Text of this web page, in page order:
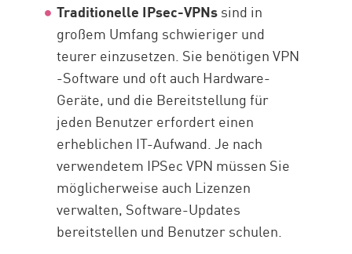
Traditionelle IPsec-VPNssind in
großem Umfang schwieriger und
teurer einzusetzen. Sie benötigen VPN
-Software und oft auch Hardware-
Geräte, und die Bereitstellung für
jeden Benutzer erfordert einen
erheblichen IT-Aufwand. Je nach
verwendetem IPSec VPN müssen Sie
möglicherweise auch Lizenzen
verwalten, Software-Updates
bereitstellen und Benutzer schulen.